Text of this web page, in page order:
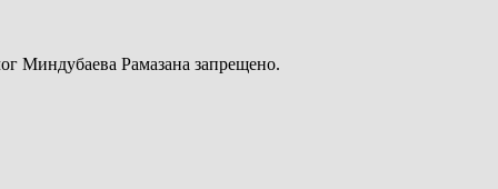
Миндубаева Рамазана запрещено.